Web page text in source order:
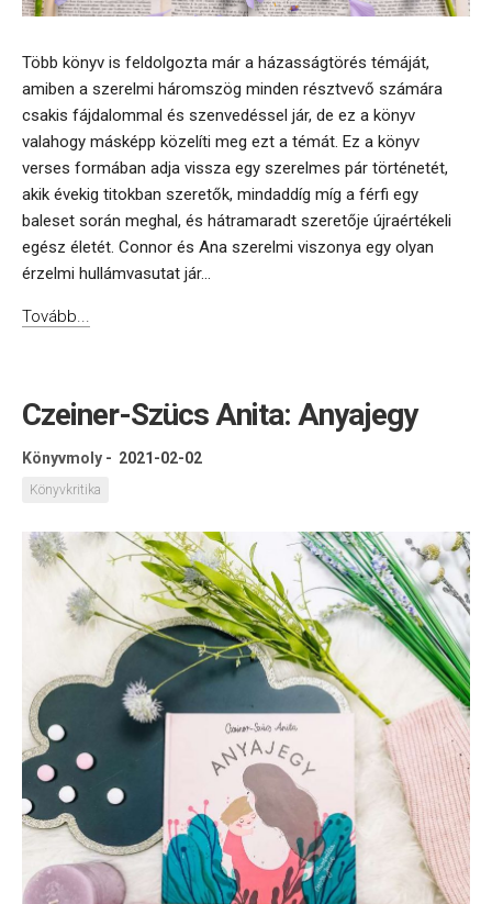
Több könyv is feldolgozta már a házasságtörés témáját,
amiben a szerelmi háromszög minden résztvevő számára
csakis fájdalommal és szenvedéssel jár, de ez a könyv
valahogy másképp közelíti meg ezt a témát. Ez a könyv
verses formában adja vissza egy szerelmes pár történetét,
akik évekig titokban szeretők, mindaddíg míg a férfi egy
baleset során meghal, és hátramaradt szeretője újraértékeli
egész életét. Connor és Ana szerelmi viszonya egy olyan
érzelmi hullámvasutat jár...
Tovább...
Czeiner-Szücs Anita: Anyajegy
Könyvmoly - 2021-02-02
Könyvkritika